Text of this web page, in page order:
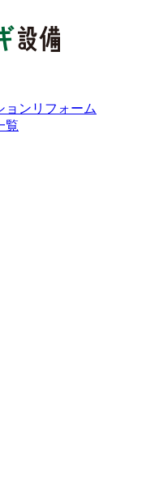
ョンリフォーム
覧